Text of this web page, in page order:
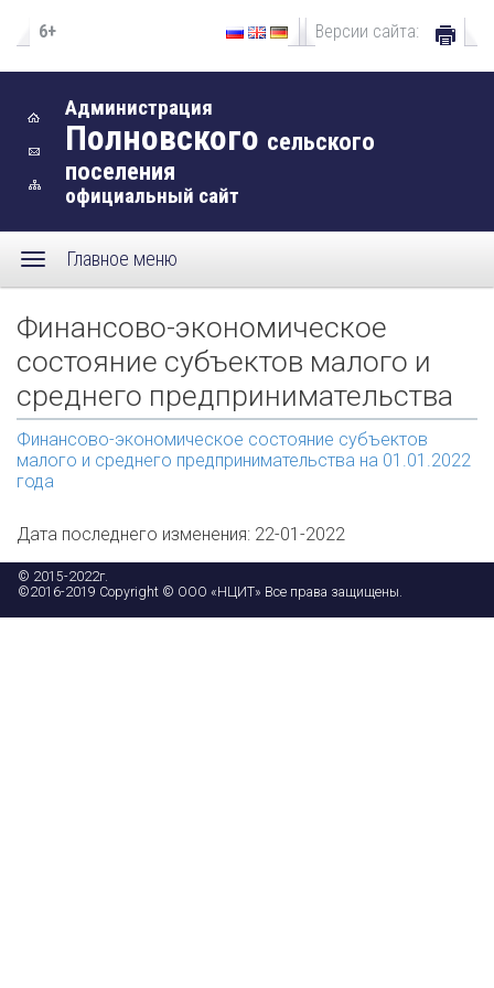
6+ Версии сайта:
Администрация
Полновского сельского
поселения
официальный сайт
Главное меню
Финансово-экономическое
состояние субъектов малого и
среднего предпринимательства
Финансово-экономическое состояние субъектов
малого и среднего предпринимательства на 01.01.2022
года
Дата последнего изменения: 22-01-2022
© 2015-2022г.
©2016-2019 Copyright © ООО «НЦИТ» Все права защищены.